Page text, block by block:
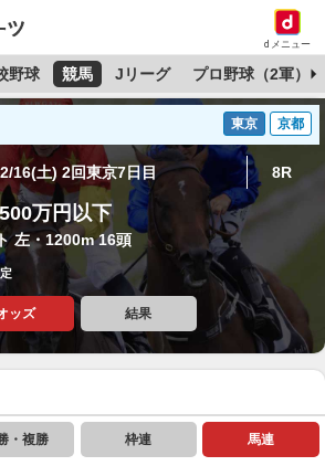
dメニュー
野球 競馬 Jリーグ プロ野球（2軍）
東京 京都
2/16(土) 2回東京7日目 8R
万円以下
左・1200m 16頭
ッズ 結果
・複勝 枠連 馬連